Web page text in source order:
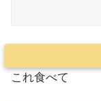
これ食べて